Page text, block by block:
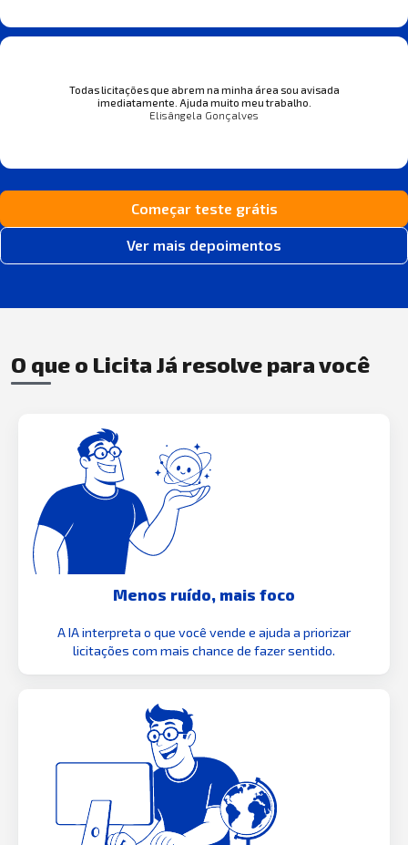
Todas licitações que abrem na minha área sou avisada
imediatamente. Ajuda muito meu trabalho.
Elisângela Gonçalves
Começar teste grátis
Ver mais depoimentos
O que o Licita Já resolve para você
Menos ruído, mais foco
A IA interpreta o que você vende e ajuda a priorizar
licitações com mais chance de fazer sentido.